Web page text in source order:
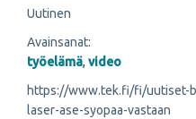
Uutinen
Avainsanat:
työelämä, video
https://www.tek.fi/fi/uutiset-
laser-ase-syopaa-vastaan